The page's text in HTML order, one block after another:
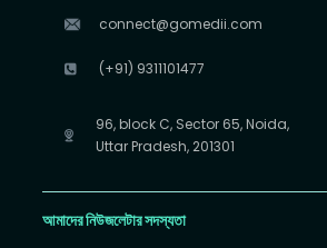
connect@gomedii.com
(+91) 9311101477
96, block C, Sector 65, Noida,
Uttar Pradesh, 201301
আমাদের নিউজলেটার সদস্যতা